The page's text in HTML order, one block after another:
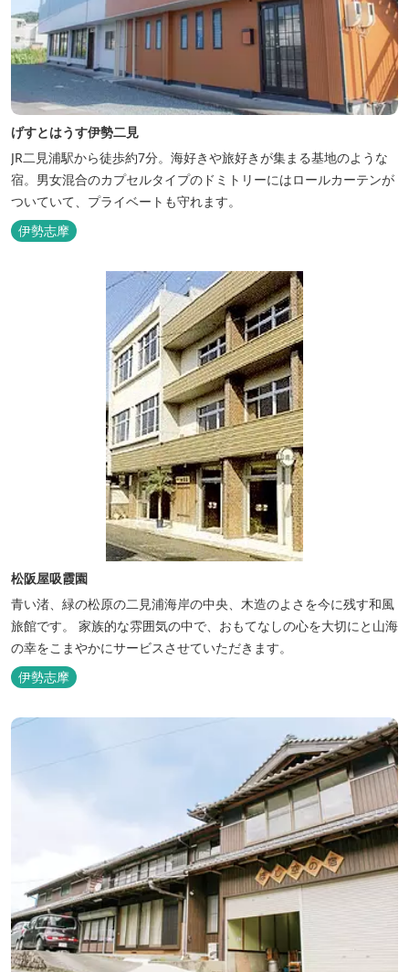
げすとはうす伊勢二見
JR二見浦駅から徒歩約7分。海好きや旅好きが集まる基地のような
宿。男女混合のカプセルタイプのドミトリーにはロールカーテンが
ついていて、プライベートも守れます。
伊勢志摩
松阪屋吸霞園
青い渚、緑の松原の二見浦海岸の中央、木造のよさを今に残す和風
旅館です。 家族的な雰囲気の中で、おもてなしの心を大切にと山海
の幸をこまやかにサービスさせていただきます。
伊勢志摩